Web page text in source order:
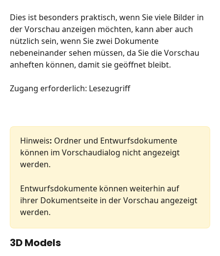
Dies ist besonders praktisch, wenn Sie viele Bilder in
der Vorschau anzeigen möchten, kann aber auch
nützlich sein, wenn Sie zwei Dokumente
nebeneinander sehen müssen, da Sie die Vorschau
anheften können, damit sie geöffnet bleibt.
Zugang erforderlich: Lesezugriff
Hinweis: Ordner und Entwurfsdokumente
können im Vorschaudialog nicht angezeigt
werden.
Entwurfsdokumente können weiterhin auf
ihrer Dokumentseite in der Vorschau angezeigt
werden.
3D Models